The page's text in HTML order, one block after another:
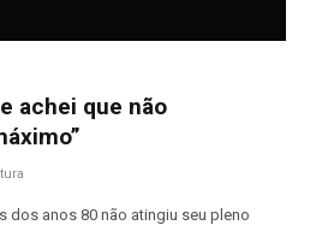
achei que não
dos anos 80 não atingiu seu pleno